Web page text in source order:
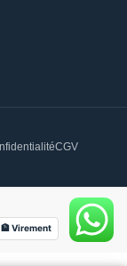
CGV
🏦 Virement